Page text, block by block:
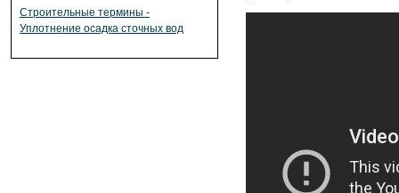
Строительные термины -
Уплотнение осадка сточных вод